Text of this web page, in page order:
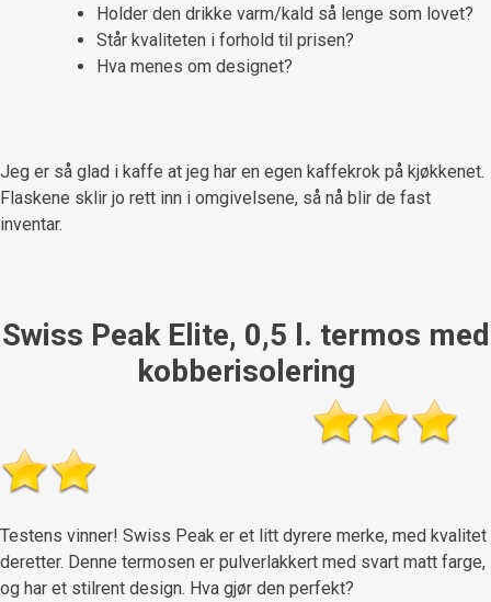
Holder den drikke varm/kald så lenge som lovet?
Står kvaliteten i forhold til prisen?
Hva menes om designet?
Jeg er så glad i kaffe at jeg har en egen kaffekrok på kjøkkenet.
Flaskene sklir jo rett inn i omgivelsene, så nå blir de fast
inventar.
Swiss Peak Elite, 0,5 l. termos med
kobberisolering
Testens vinner! Swiss Peak er et litt dyrere merke, med kvalitet
deretter. Denne termosen er pulverlakkert med svart matt farge,
og har et stilrent design. Hva gjør den perfekt?